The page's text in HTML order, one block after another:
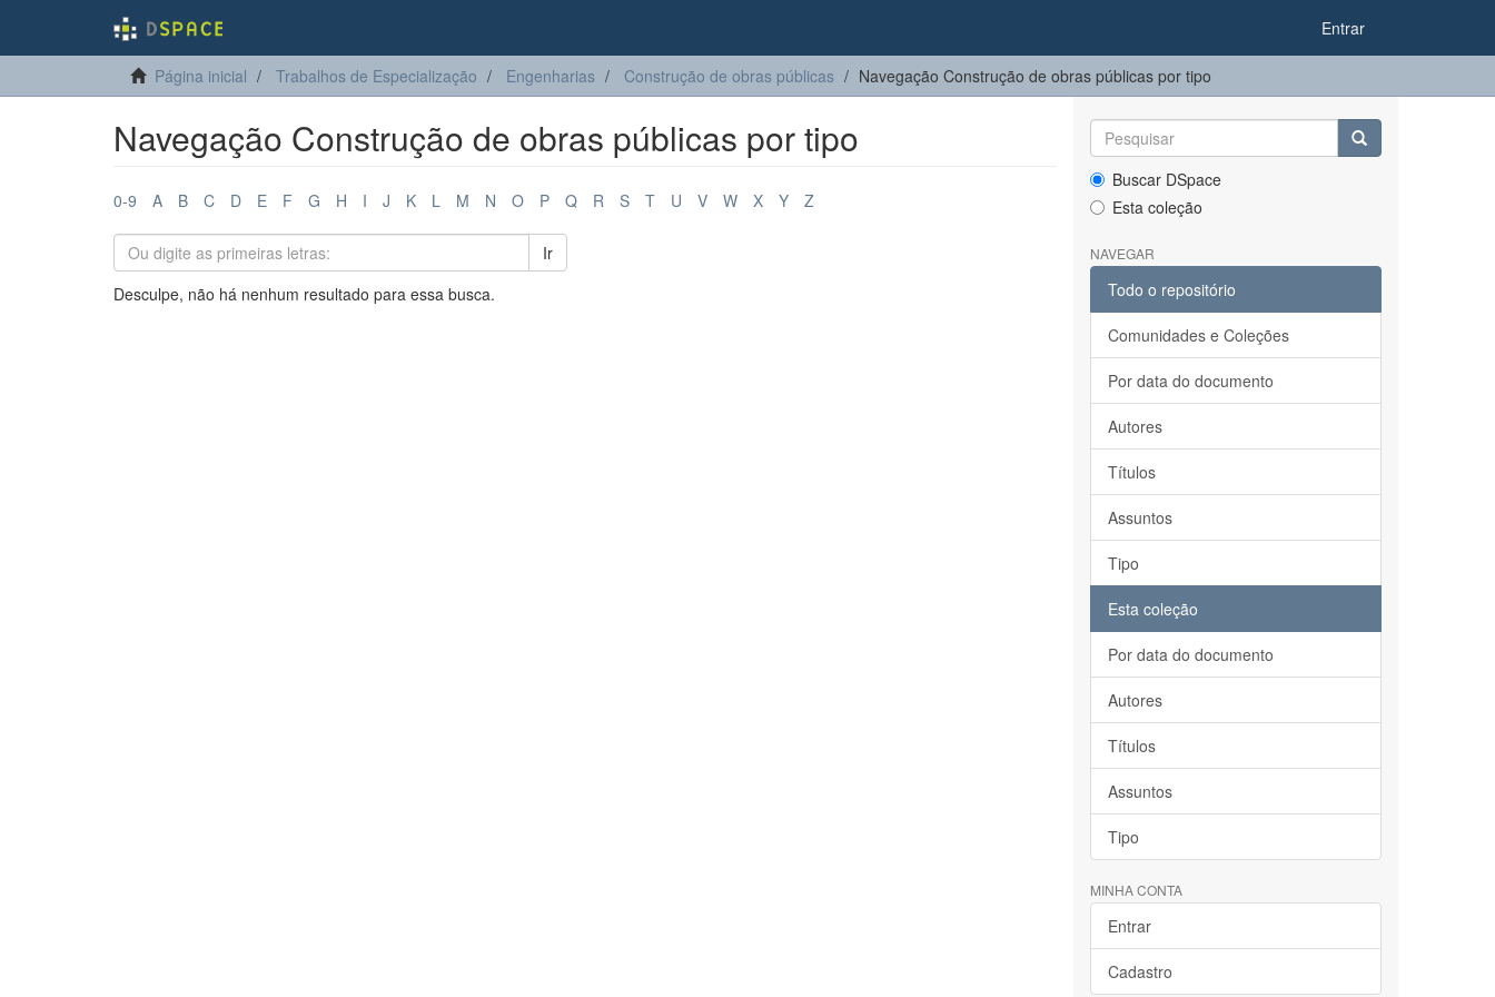
Entrar
Página inicial Trabalhos de Especialização Engenharias Construção de obras públicas Navegação Construção de obras públicas por tipo
Navegação Construção de obras públicas por tipo
0-9 A B C D E F G H I J K L M N O P Q R S T U V W X Y Z
Ir
Desculpe, não há nenhum resultado para essa busca.
Buscar DSpace
Esta coleção
NAVEGAR
Todo o repositório
Comunidades e Coleções
Por data do documento
Autores
Títulos
Assuntos
Tipo
Esta coleção
Por data do documento
Autores
Títulos
Assuntos
Tipo
MINHA CONTA
Entrar
Cadastro